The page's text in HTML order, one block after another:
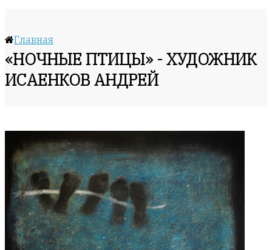
Главная
«НОЧНЫЕ ПТИЦЫ» - ХУДОЖНИК
ИСАЕНКОВ АНДРЕЙ